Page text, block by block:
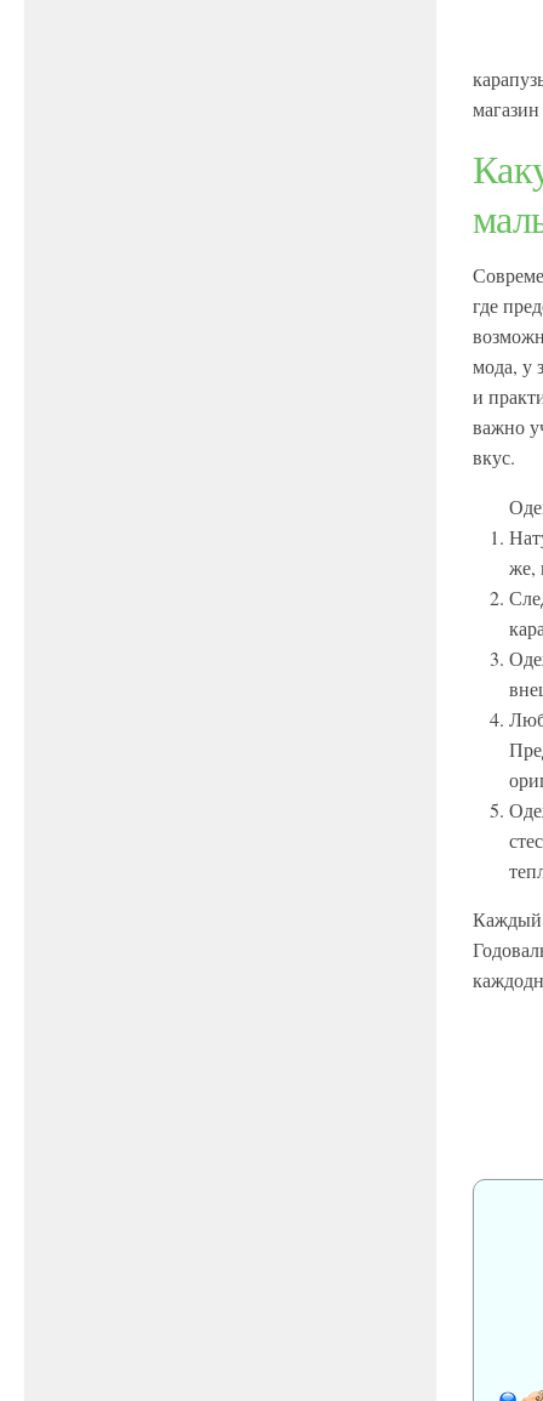
где
мода, у
и
важно
вкус.
же,
Каждый